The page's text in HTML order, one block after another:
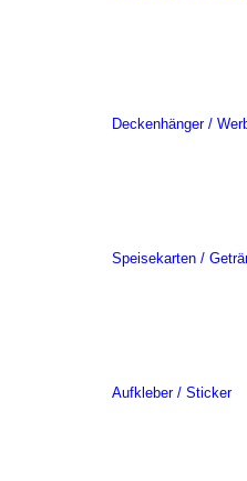
Deckenhänger /
Speisekarten /
Aufkleber / Sticker